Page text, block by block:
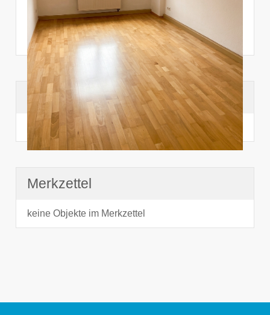
Suchhistorie
noch nichts angesehen
Merkzettel
keine Objekte im Merkzettel